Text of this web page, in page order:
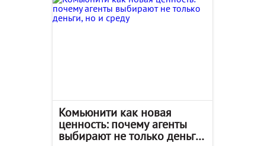
Комьюнити как новая
ценность: почему агенты
выбирают не только деньги,